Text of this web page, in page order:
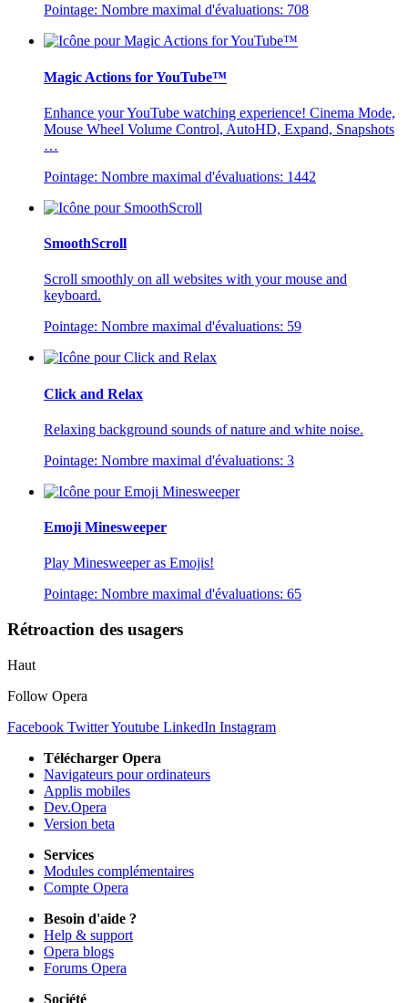
Pointage: Nombre maximal d'évaluations: 708
Magic Actions for YouTube™
Enhance your YouTube watching experience! Cinema Mode,
Mouse Wheel Volume Control, AutoHD, Expand, Snapshots
…
Pointage: Nombre maximal d'évaluations: 1442
SmoothScroll
Scroll smoothly on all websites with your mouse and
keyboard.
Pointage: Nombre maximal d'évaluations: 59
Click and Relax
Relaxing background sounds of nature and white noise.
Pointage: Nombre maximal d'évaluations: 3
Emoji Minesweeper
Play Minesweeper as Emojis!
Pointage: Nombre maximal d'évaluations: 65
Rétroaction des usagers
Haut
Follow Opera
Facebook TwitterYoutube LinkedIn Instagram
Télécharger Opera
Navigateurs pour ordinateurs
Applis mobiles
Dev.Opera
Version beta
Services
Modules complémentaires
Compte Opera
Besoin d'aide ?
Help & support
Opera blogs
Forums Opera
Société